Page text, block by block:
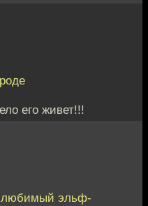
его живет!!!
любимый эльф-